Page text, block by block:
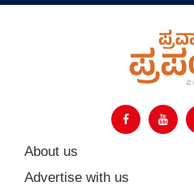
About us
Advertise with us